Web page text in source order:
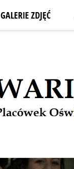
GALERIE ZDJĘĆ